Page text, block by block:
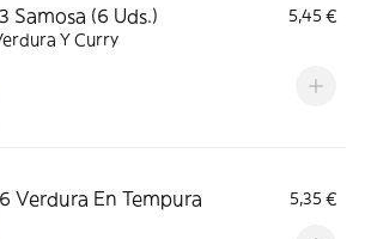
Samosa (6 Uds.)
5,45 €
Y Curry
Verdura En Tempura 5,35 €